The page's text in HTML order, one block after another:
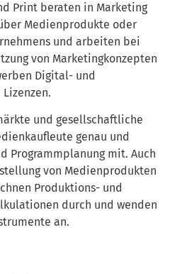
Print beraten in Marketing
Medienprodukte oder
und arbeiten bei
von Marketingkonzepten
Digital- und
und gesellschaftliche
genau und
Programmplanung mit. Auch
von Medienprodukten
Produktions- und
durch und wenden
an.